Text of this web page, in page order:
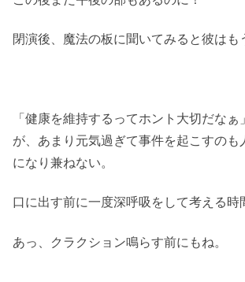
閉演後、魔法の板に聞いてみると彼はも
「健康を維持するってホント大切だな
が、あまり元気過ぎて事件を起こすのも
になり兼ねない。
口に出す前に一度深呼吸をして考える時
あっ、クラクション鳴らす前にもね。